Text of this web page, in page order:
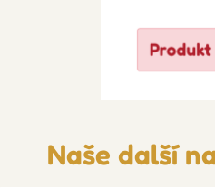
Produkt
Naše další